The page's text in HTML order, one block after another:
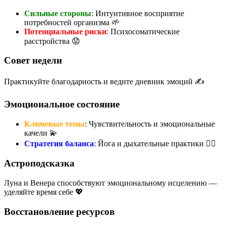
Сильные стороны: Интуитивное восприятие
потребностей организма 🌱
Потенциальные риски: Психосоматические
расстройства 😟
Совет недели
Практикуйте благодарность и ведите дневник эмоций ✍️
Эмоциональное состояние
Ключевые темы: Чувствительность и эмоциональные
качели 💫
Стратегия баланса: Йога и дыхательные практики 🧘‍♂️
Астроподсказка
Луна и Венера способствуют эмоциональному исцелению —
уделяйте время себе 💖
Восстановление ресурсов